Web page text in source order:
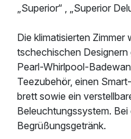
„Superior“ , „Superior
Die klimatisierten
tschechischen
Pearl-Whirlpool-
Teezubehör, einen
brett sowie ein
Beleuchtungssystem.
Begrüßungsgetränk.